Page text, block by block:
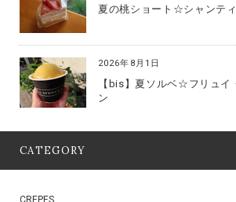
夏の桃ショート☆シャンテ
【bis】夏ソルベ☆フリュイ
ン
2026年8月1日
CATEGORY
CREPES